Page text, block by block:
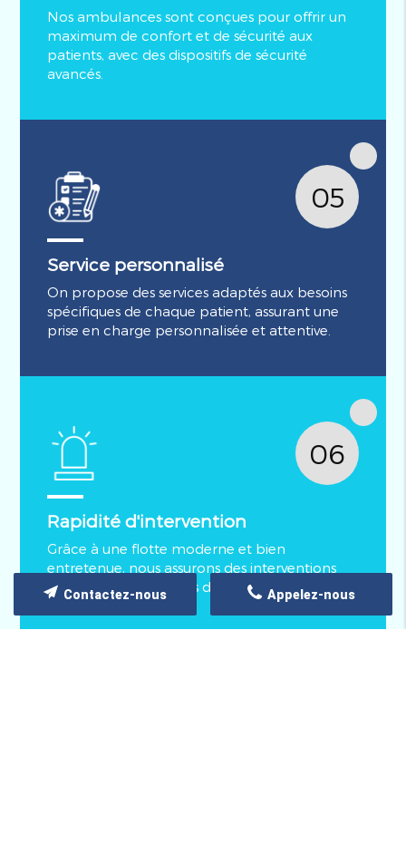
Nos ambulances sont conçues pour offrir un
maximum de confort et de sécurité aux
patients, avec des dispositifs de sécurité
avancés.
05
Service personnalisé
On propose des services adaptés aux besoins
spécifiques de chaque patient, assurant une
prise en charge personnalisée et attentive.
06
Rapidité d'intervention
Grâce à une flotte moderne et bien
entretenue, nous assurons des interventions
rapides, minimisant les délais d'attente pour
Appelez-nous
Contactez-nous